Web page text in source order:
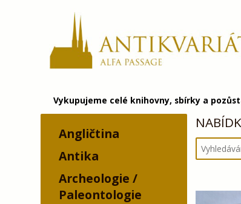
Vykupujeme celé knihovny, sbírky a
Angličtina
Antika
Archeologie /
Paleontologie